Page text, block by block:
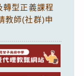
型正義課程
教師(社群)申